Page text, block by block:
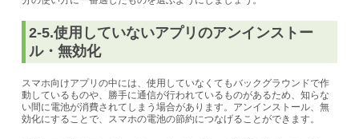
2-5.使用していないアプリのアンインストー
ル・無効化
スマホ向けアプリの中には、使用していなくてもバックグラウンドで作
動しているものや、勝手に通信が行われているものがあるため、知らな
い間に電池が消費されてしまう場合があります。アンインストール、無
効化にすることで、スマホの電池の節約につなげることができます。